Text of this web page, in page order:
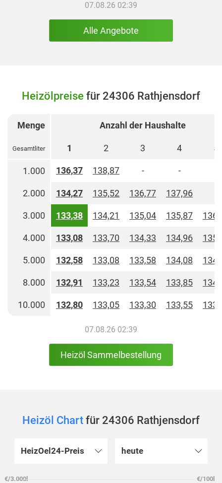
07.08.26 02:39
Alle Angebote
Heizölpreisefür 24306 Rathjensdorf
Menge Anzahl der Haushalte
Gesamtliter 1 2 3 4 5
1.000 136,37 138,87 - -
2.000 134,27 135,52 136,77 137,96
3.000 133,38 134,21 135,04 135,87
4.000 133,08 133,70 134,33 134,96
5.000 132,58 133,08 133,58 134,08
8.000 132,91 133,23 133,54 133,85
10.000 132,80 133,05 133,30 133,55
07.08.26 02:39
Heizöl Sammelbestellung
Heizöl Chartfür 24306 Rathjensdorf
HeizOel24-Preis heute
€/3.000l €/100l